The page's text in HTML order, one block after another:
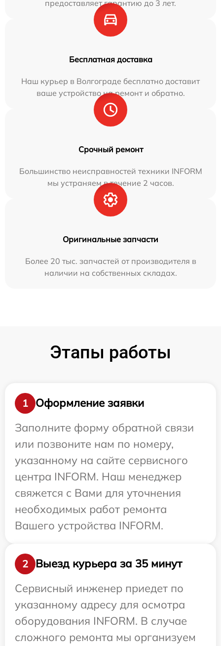
предоставляет гарантию до 3 лет.
Бесплатная доставка
Наш курьер в Волгограде бесплатно доставит
ваше устройство на ремонт и обратно.
Срочный ремонт
Большинство неисправностей техники INFORM
мы устраняем в течение 2 часов.
Оригинальные запчасти
Более 20 тыс. запчастей от производителя в
наличии на собственных складах.
Этапы работы
1
Оформление заявки
Заполните форму обратной связи
или позвоните нам по номеру,
указанному на сайте сервисного
центра INFORM. Наш менеджер
свяжется с Вами для уточнения
необходимых работ ремонта
Вашего устройства INFORM.
2
Выезд курьера за 35 минут
Сервисный инженер приедет по
указанному адресу для осмотра
оборудования INFORM. В случае
сложного ремонта мы организуем